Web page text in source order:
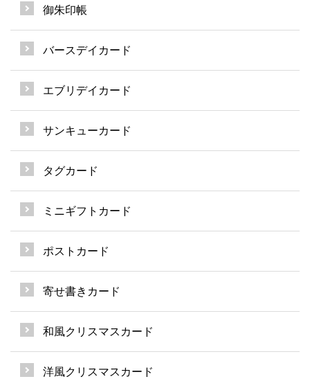
御朱印帳
バースデイカード
エブリデイカード
サンキューカード
タグカード
ミニギフトカード
ポストカード
寄せ書きカード
和風クリスマスカード
洋風クリスマスカード